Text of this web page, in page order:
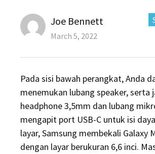
Author
Joe Bennett
Posted
March 5, 2022
Pada sisi bawah perangkat, Anda
menemukan lubang speaker, serta
headphone 3,5mm dan lubang
mengapit port USB-C untuk isi
layar, Samsung membekali Galaxy
dengan layar berukuran 6,6 inci.